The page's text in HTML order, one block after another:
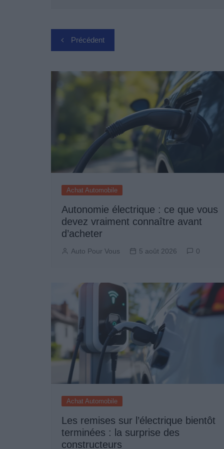
Navigation
de
l’article
Précédent
Achat Automobile
Autonomie électrique : ce que vous
devez vraiment connaître avant
d’acheter
Auto Pour Vous 5 août 2026 0
Achat Automobile
Les remises sur l’électrique bientôt
terminées : la surprise des
constructeurs